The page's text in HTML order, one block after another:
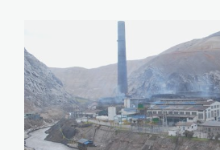
drp_1